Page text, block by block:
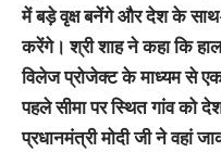
में बड़े वृक्ष बनेंगे और देश के साथ-
करेंगे। श्री शाह ने कहा कि हाल
विलेज प्रोजेक्ट के माध्यम से
पहले सीमा पर स्थित गांव को
प्रधानमंत्री मोदी जी ने वहां